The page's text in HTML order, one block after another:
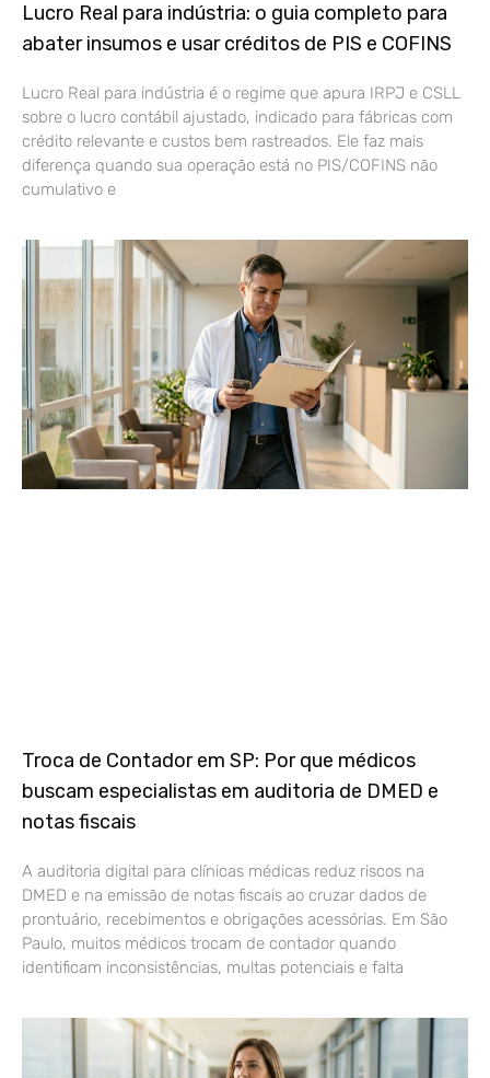
Lucro Real para indústria: o guia completo para
abater insumos e usar créditos de PIS e COFINS
Lucro Real para indústria é o regime que apura IRPJ e CSLL
sobre o lucro contábil ajustado, indicado para fábricas com
crédito relevante e custos bem rastreados. Ele faz mais
diferença quando sua operação está no PIS/COFINS não
cumulativo e
Troca de Contador em SP: Por que médicos
buscam especialistas em auditoria de DMED e
notas fiscais
A auditoria digital para clínicas médicas reduz riscos na
DMED e na emissão de notas fiscais ao cruzar dados de
prontuário, recebimentos e obrigações acessórias. Em São
Paulo, muitos médicos trocam de contador quando
identificam inconsistências, multas potenciais e falta